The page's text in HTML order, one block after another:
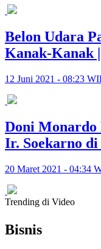
Belon Udara
Kanak-Kanak
12 Juni 2021 - 08:23
Doni Monardo
Ir. Soekarno
20 Maret 2021 - 04:34
Trending di Video
Bisnis